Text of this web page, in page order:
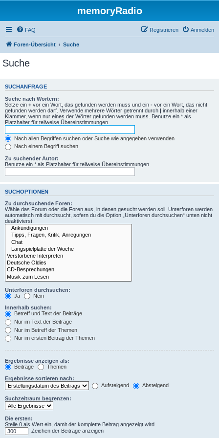
memoryRadio
FAQ Anmelden
Registrieren
Foren-Übersicht Suche
Suche
SUCHANFRAGE
Suche nach Wörtern:
Setze ein + vor ein Wort, das gefunden werden muss und ein - vor ein Wort, das nicht
gefunden werden darf. Verwende mehrere Wörter getrennt durch | innerhalb einer
Klammer, wenn nur eines der Wörter gefunden werden muss. Benutze ein * als
Platzhalter für teilweise Übereinstimmungen.
Nach allen Begriffen suchen oder Suche wie angegeben verwenden
Nach einem Begriff suchen
Zu suchender Autor:
Benutze ein * als Platzhalter für teilweise Übereinstimmungen.
SUCHOPTIONEN
Zu durchsuchende Foren:
Wähle das Forum oder die Foren aus, in denen gesucht werden soll. Unterforen werden
automatisch mit durchsucht, sofern du die Option „Unterforen durchsuchen“ unten nicht
deaktivierst.
Unterforen durchsuchen:
Ja
Nein
Innerhalb suchen:
Betreff und Text der Beiträge
Nur im Text der Beiträge
Nur im Betreff der Themen
Nur im ersten Beitrag der Themen
Ergebnisse anzeigen als:
Beiträge
Themen
Ergebnisse sortieren nach:
Aufsteigend
Absteigend
Suchzeitraum begrenzen:
Die ersten:
Stelle 0 als Wert ein, damit der komplette Beitrag angezeigt wird.
Zeichen der Beiträge anzeigen